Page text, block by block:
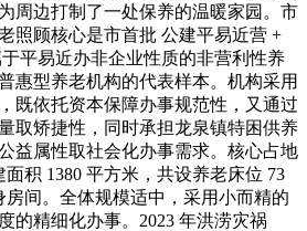
周边打制了一处保养的温暖家园。市
照顾核心是市首批 公建平易近营 +
平易近办非企业性质的非营利性养
惠型养老机构的代表样本。机构采用
既依托资本保障办事规范性，又通过
取矫捷性，同时承担龙泉镇特困供养
益属性取社会化办事需求。核心占地
积 1380 平方米，共设养老床位 73
房间。全体规模适中，采用小而精的
的精细化办事。2023 年洪涝灾祸